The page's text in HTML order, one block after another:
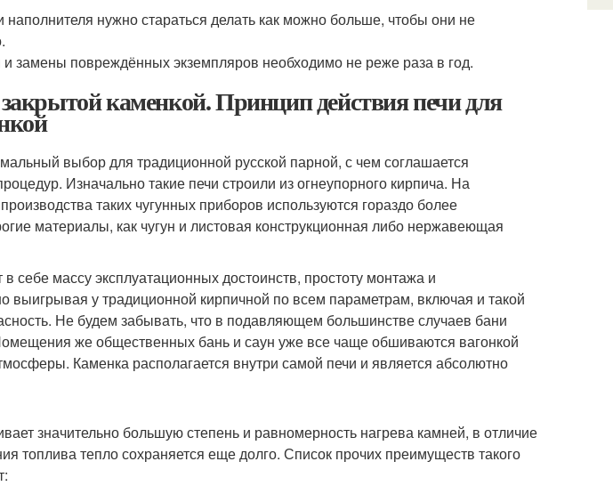
нужно стараться делать как можно больше, чтобы они не
замены повреждённых экземпляров необходимо не реже раза в год.
каменкой. Принцип действия печи для
выбор для традиционной русской парной, с чем соглашается
Изначально такие печи строили из огнеупорного кирпича. На
таких чугунных приборов используются гораздо более
материалы, как чугун и листовая конструкционная либо нержавеющая
себе массу эксплуатационных достоинств, простоту монтажа и
выигрывая у традиционной кирпичной по всем параметрам, включая и такой
Не будем забывать, что в подавляющем большинстве случаев бани
же общественных бань и саун уже все чаще обшиваются вагонкой
Каменка располагается внутри самой печи и является абсолютно
значительно большую степень и равномерность нагрева камней, в отличие
топлива тепло сохраняется еще долго. Список прочих преимуществ такого